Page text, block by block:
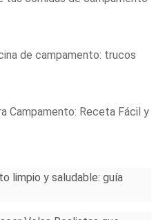
de campamento: trucos
Campamento: Receta Fácil y
limpio y saludable: guía